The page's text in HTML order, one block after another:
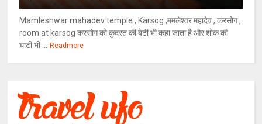
Mamleshwar mahadev temple , Karsog ,ममलेश्वर महादेव , करसोग ,
room at karsog करसोग को कुदरत की बेटी भी कहा जाता है और शोक की
घाटी भी ...
Readmore